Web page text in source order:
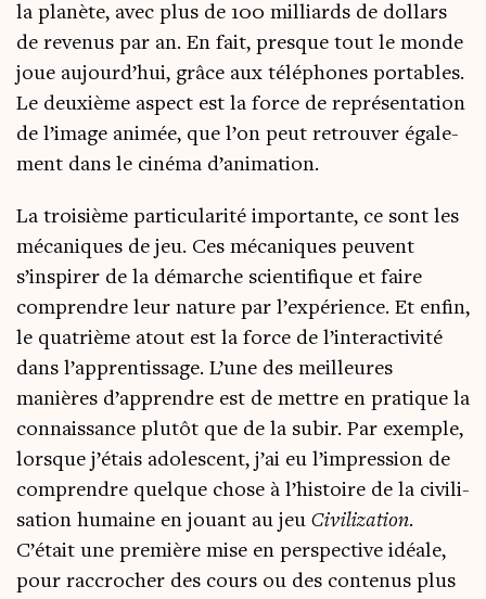
la pla­nète, avec plus de 100 mil­liards de dol­lars
de reve­nus par an. En fait, presque tout le monde
joue aujourd’hui, grâce aux télé­phones por­tables.
Le deuxième aspect est la force de repré­sen­ta­tion
de l’i­mage ani­mée, que l’on peut retrou­ver éga­le­
ment dans le ciné­ma d’animation.
La troi­sième par­ti­cu­la­ri­té impor­tante, ce sont les
méca­niques de jeu. Ces méca­niques peuvent
s’inspirer de la démarche scien­ti­fique et faire
com­prendre leur nature par l’expérience. Et enfin,
le qua­trième atout est la force de l’in­te­rac­ti­vi­té
dans l’ap­pren­tis­sage. L’une des meilleures
manières d’ap­prendre est de mettre en pra­tique la
connais­sance plu­tôt que de la subir. Par exemple,
lorsque j’étais ado­les­cent, j’ai eu l’im­pres­sion de
com­prendre quelque chose à l’his­toire de la civi­li­
sa­tion humaine en jouant au jeu Civi­li­za­tion.
C’était une pre­mière mise en pers­pec­tive idéale,
pour rac­cro­cher des cours ou des conte­nus plus